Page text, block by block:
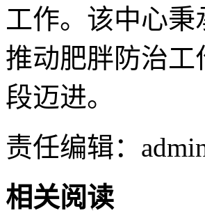
工作。该中心秉
推动肥胖防治
段迈进。
责任编辑：
相关阅读